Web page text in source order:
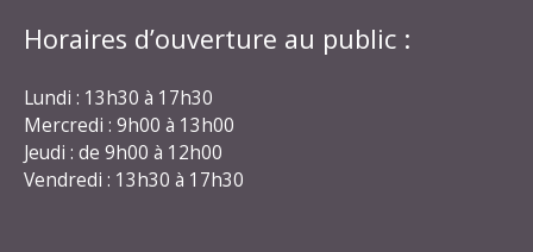
Horaires d’ouverture au public :
Lundi : 13h30 à 17h30
Mercredi : 9h00 à 13h00
Jeudi : de 9h00 à 12h00
Vendredi : 13h30 à 17h30